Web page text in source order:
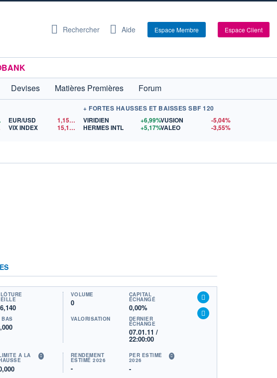
Rechercher Aide Espace Membre Espace Client
Devises Matières Premières
Forum
$US
EUR/USD 1,1522
$US
VIX INDEX
15,15$US
+ FORTES HAUSSES ET BAISSES SBF 120
VIRIDIEN
+6,99%
HERMES INTL
+5,17%
VUSION
-5,04%
VALEO
-3,55%
BAS
VOLUME
0
CAPITAL
ÉCHANGÉ
0,00%
VALORISATION DERNIER
ÉCHANGE
07.01.11 /
22:00:00
À LA RENDEMENT
ESTIMÉ 2026
-
PER ESTIMÉ
2026
-